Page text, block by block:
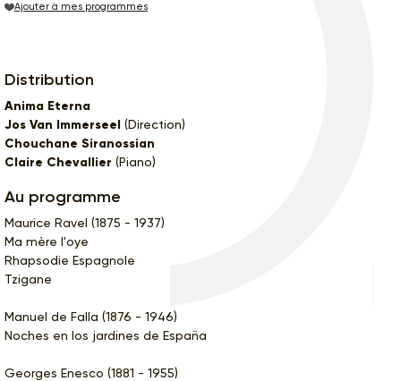
Ajouter à mes programmes
Distribution
Anima Eterna
Jos Van Immerseel (Direction)
Chouchane Siranossian
Claire Chevallier (Piano)
Au programme
Maurice Ravel (1875 - 1937)
Ma mère l'oye
Rhapsodie Espagnole
Tzigane
Manuel de Falla (1876 - 1946)
Noches en los jardines de España
Georges Enesco (1881 - 1955)